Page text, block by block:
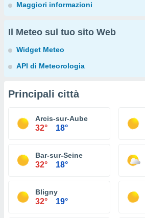
Maggiori informazioni
Il Meteo sul tuo sito Web
Widget Meteo
API di Meteorologia
Principali città
Arcis-sur-Aube
32° 18°
Bar-sur-Seine
32° 18°
Bligny
32° 19°